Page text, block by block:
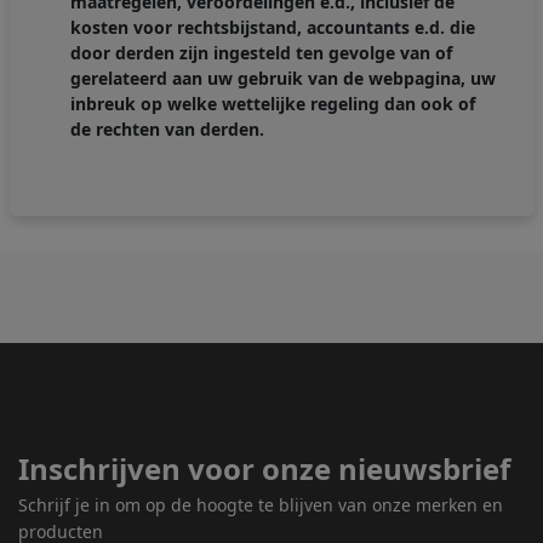
kosten voor rechtsbijstand, accountants e.d. die
door derden zijn ingesteld ten gevolge van of
gerelateerd aan uw gebruik van de webpagina, uw
inbreuk op welke wettelijke regeling dan ook of
de rechten van derden.
Inschrijven voor onze nieuwsbrief
Schrijf je in om op de hoogte te blijven van onze merken en
producten